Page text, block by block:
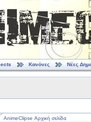
Κανόνες Νέες
AnimeClipse Αρχική σελίδα